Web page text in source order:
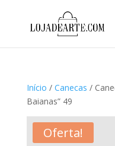
Início / Canecas /
Baianas” 49
Oferta!